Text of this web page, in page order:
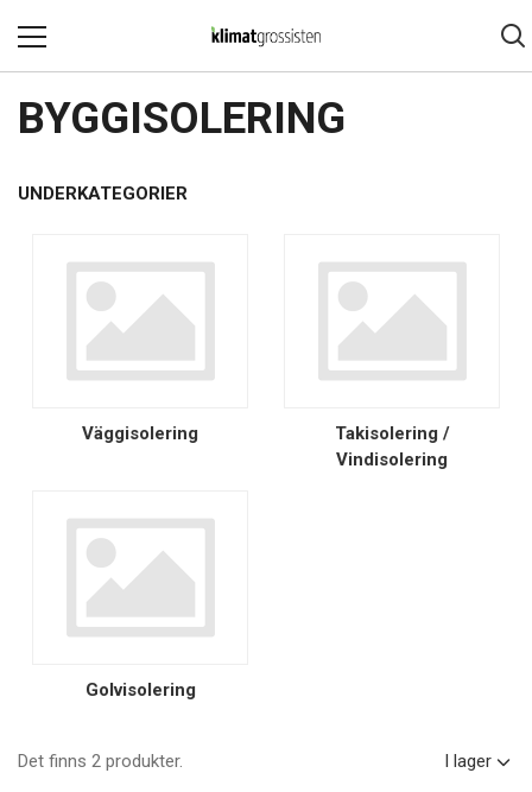
BYGGISOLERING
UNDERKATEGORIER
Väggisolering
Takisolering /
Vindisolering
Golvisolering
Det finns 2 produkter. I lager